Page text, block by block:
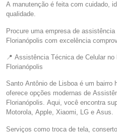
A manutenção é feita com cuidado,
qualidade.
Procure uma empresa de
Florianópolis com excelência
📍 Assistência Técnica de Celular
Florianópolis
Santo Antônio de Lisboa é um bairro
oferece opções modernas de
Florianópolis. Aqui, você encontra
Motorola, Apple, Xiaomi, LG e Asus.
Serviços como troca de tela,